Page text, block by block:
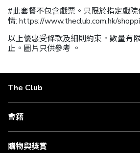
#此套餐不包含戲票。只限於指定戲
情: https://www.theclub.com.hk/
以上優惠受條款及細則約束。數量有
止。圖片只供參考 。
The Club
會籍
購物與獎賞